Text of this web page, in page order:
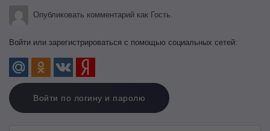
Опубликовать комментарий как Гость.
Войти или зарегистрироваться с помощью социальных сетей:
Войти по логину и паролю